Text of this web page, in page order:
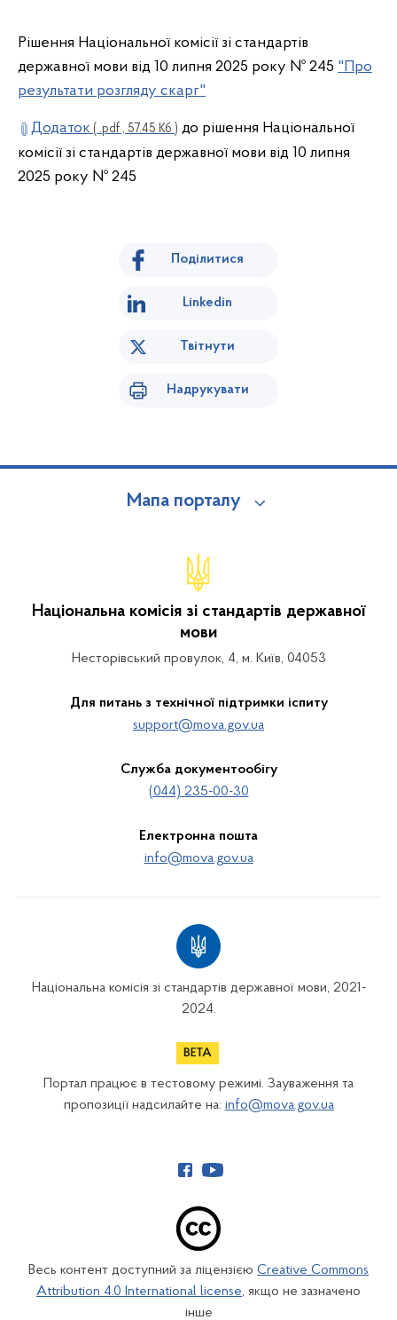
Рішення Національної комісії зі стандартів
державної мови від 10 липня 2025 року № 245 "Про
результати розгляду скарг"
Додаток ( .pdf , 57.45 Кб ) до рішення Національної
комісії зі стандартів державної мови від 10 липня
2025 року № 245
Поділитися
Linkedin
Твітнути
Надрукувати
Мапа порталу
Національна комісія зі стандартів державної
мови
Несторівський провулок, 4, м. Київ, 04053
Для питань з технічної підтримки іспиту
support@mova.gov.ua
Служба документообігу
(044) 235-00-30
Електронна пошта
info@mova.gov.ua
Національна комісія зі стандартів державної мови, 2021-
2024.
Портал працює в тестовому режимі. Зауваження та
пропозиції надсилайте на: info@mova.gov.ua
Весь контент доступний за ліцензією Creative Commons
Attribution 4.0 International license, якщо не зазначено
інше